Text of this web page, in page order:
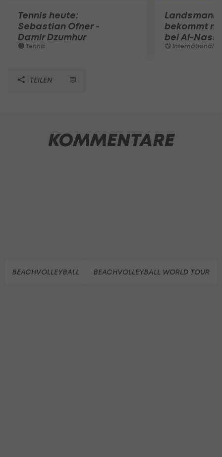
Tennis heute:
Sebastian Ofner -
Damir Dzumhur
Tennis
bekommt
bei Al-Nassr
International
TEILEN
KOMMENTARE
BEACHVOLLEYBALL BEACHVOLLEYBALL WORLD TOUR